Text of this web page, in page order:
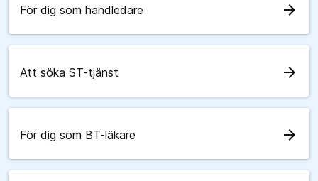
För dig som handledare arrow_forward
Att söka ST-tjänst arrow_forward
För dig som BT-läkare arrow_forward